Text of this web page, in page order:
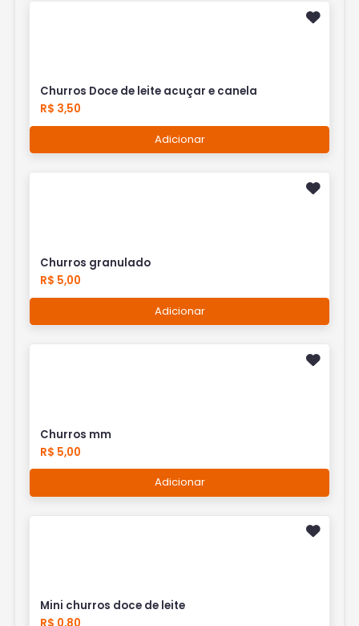
Churros Doce de leite acuçar e canela
R$ 3,50
Adicionar
Churros granulado
R$ 5,00
Adicionar
Churros mm
R$ 5,00
Adicionar
Mini churros doce de leite